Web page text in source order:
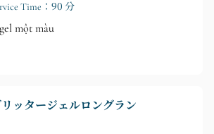
Time：90 分
một màu
ッタージェルロングラン